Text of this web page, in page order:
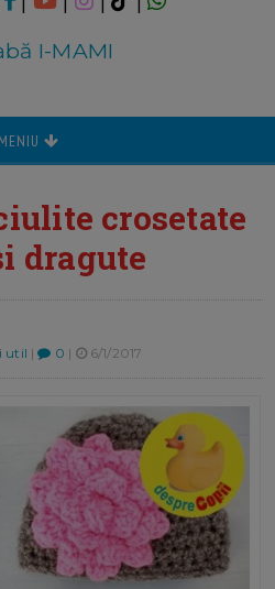
I-MAMI
MENIU
crosetate
dragute
util | 0 | 6/1/2017